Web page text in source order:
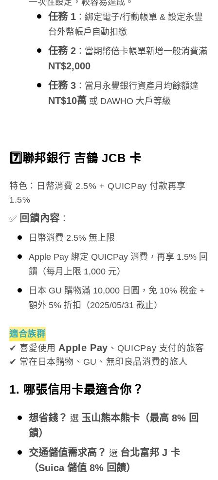
任務 1 ：綁定電子/行動帳單 & 設定永豐
台外幣帳戶自動扣繳
任務 2 ：當期幣倍卡帳單新增一般消費滿
NT$2,000
任務 3 ：當月永豐銀行資產月均餘額達
NT$10萬 或 DAWHO 大戶等級
7️⃣聯邦銀行 吉鶴 JCB 卡
特色：日幣消費 2.5% + QUICPay 付款再享
1.5%
✅ 回饋內容 ：
日幣消費 2.5% 無上限
Apple Pay 綁定 QUICPay 消費，再享 1.5% 回
饋（每月上限 1,000 元）
日本 GU 購物滿 10,000 日圓，免 10% 稅金 +
額外 5% 折扣（2025/05/31 截止）
適合族群
✔ 喜愛使用 Apple Pay 、QUICPay 支付的旅客
✔ 常在日本購物、GU、無印良品消費的旅人
1. 哪張信用卡最適合你？
想省錢？ 選 玉山熊本熊卡（最高 8% 回
饋）
交通儲值需求高？ 選 台北富邦 J 卡
（Suica 儲值 8% 回饋）